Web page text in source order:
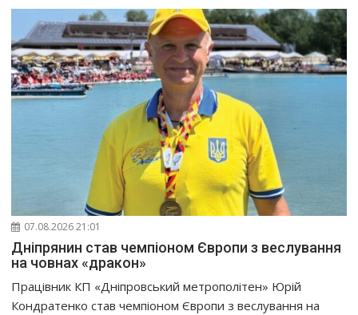
07.08.2026 21:01
Дніпрянин став чемпіоном Європи з веслування
на човнах «дракон»
Працівник КП «Дніпровський метрополітен» Юрій
Кондратенко став чемпіоном Європи з веслування на